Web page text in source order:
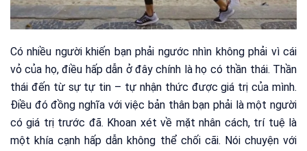
Có nhiều người khiến bạn phải ngước nhìn không phải vì cái
vỏ của họ, điều hấp dẫn ở đây chính là họ có thần thái. Thần
thái đến từ sự tự tin – tự nhận thức được giá trị của mình.
Điều đó đồng nghĩa với việc bản thân bạn phải là một người
có giá trị trước đã. Khoan xét về mặt nhân cách, trí tuệ là
một khía cạnh hấp dẫn không thể chối cãi. Nói chuyện với